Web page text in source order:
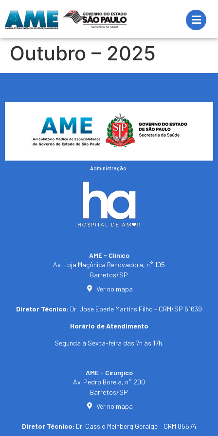
Outubro – 2025
Administração:
AME - Clínico​
Av. Loja Maçônica Renovadora, n° 105
Barretos/SP​
Ver no mapa
Diretor Técnico: Dr. Jose Eberle Martins Filho – CRM/SP 61639
Horário de Atendimento
Segunda à Sexta-feira das 7h às 17h.
AME - Cirúrgico
Av. Pedro Borela, n° 200
Barretos/SP
Ver no mapa
Diretor Técnico: Dr. Cassio Meinberg Geraige – CRM 85574